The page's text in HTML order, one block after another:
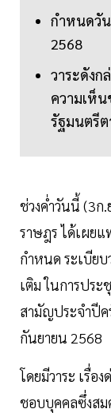
กำหนดวั
2568
วาระดังก
ความเห็
รัฐมนตรี
ช่วงค่ำวันนี้ (3ก
ราษฎร ได้เผยแ
กำหนด ระเบีย
เติม ในการปร
สามัญประจำปี
กันยายน 2568
โดยมีวาระ เรื่อ
ชอบบุคคลซึ่งสม